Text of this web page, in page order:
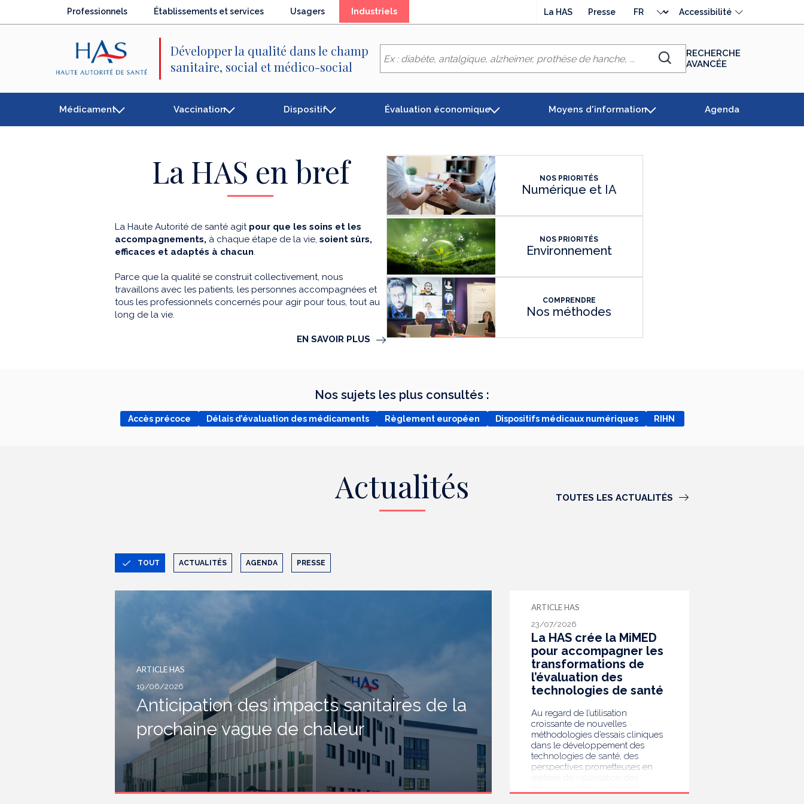
Professionnels Établissements et services Usagers Industriels(élément
La HAS Presse
langue
Accessibilité
Développer la qualité dans le champ
sanitaire, social et médico-social
Chercher
RECHERCHE
AVANCÉE
Médicament Vaccination Dispositif Évaluation économique Moyens d'information Agenda
La HAS en bref
La Haute Autorité de santé agit pour que les soins et les
accompagnements, à chaque étape de la vie, soient sûrs,
efficaces et adaptés à chacun.
Parce que la qualité se construit collectivement, nous
travaillons avec les patients, les personnes accompagnées et
tous les professionnels concernés pour agir pour tous, tout au
long de la vie.
EN SAVOIR PLUS
NOS PRIORITÉS
Numérique et IA
NOS PRIORITÉS
Environnement
COMPRENDRE
Nos méthodes
Nos sujets les plus consultés :
Accès précoce Délais d’évaluation des médicaments Règlement européen Dispositifs médicaux numériques RIHN
Actualités TOUTES LES ACTUALITÉS
TOUT ACTUALITÉS AGENDA PRESSE
ARTICLE HAS
19/06/2026
Anticipation des impacts sanitaires de la
prochaine vague de chaleur
ARTICLE HAS
23/07/2026
La HAS crée la MiMED
pour accompagner les
transformations de
l’évaluation des
technologies de santé
Au regard de l’utilisation
croissante de nouvelles
méthodologies d’essais cliniques
dans le développement des
technologies de santé, des
perspectives prometteuses en